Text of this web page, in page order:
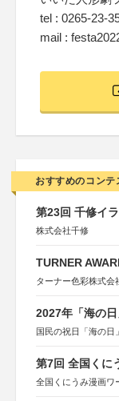
tel : 0265-23-
mail :
おすすめのコンテ
第23回 千修イ
株式会社千修
TURNER
ターナー色彩株式会
2027年「海の
国民の祝日「海の日
第7回 全国くに
全国くにうみ漫画ワ